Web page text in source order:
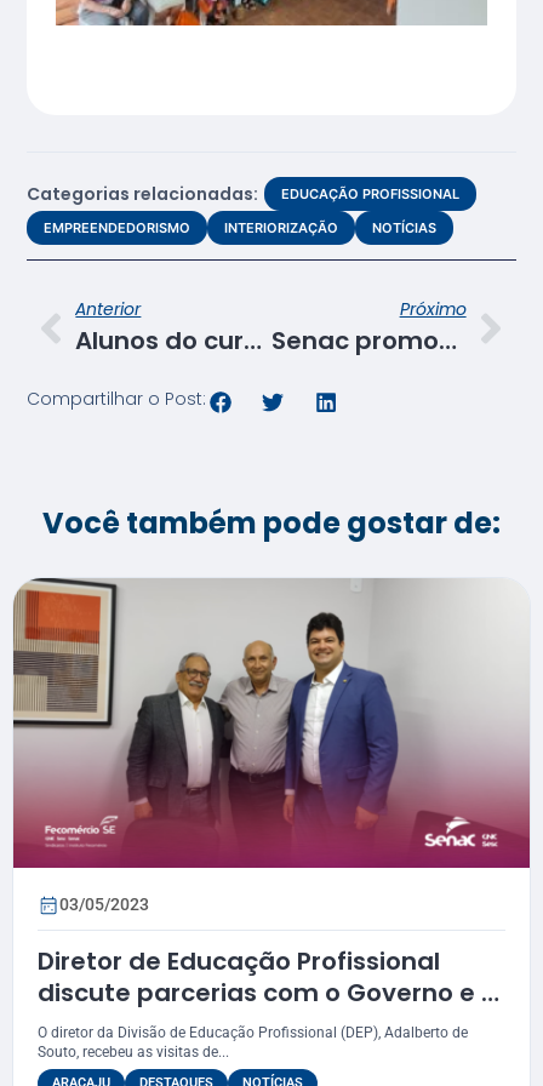
Categorias relacionadas:
EDUCAÇÃO PROFISSIONAL
EMPREENDEDORISMO
INTERIORIZAÇÃO NOTÍCIAS
Anterior
Alunos do curso de recepcionista apresentam projeto integrador focado na inclusão social
Próximo
Senac promove desafio de empreendedorismo jovem com foco em inovação e sustentabilidade
Compartilhar o Post:
Você também pode gostar de:
03/05/2023
Diretor de Educação Profissional
discute parcerias com o Governo e a
Prefeitura de Aracaju
O diretor da Divisão de Educação Profissional (DEP), Adalberto de
Souto, recebeu as visitas de...